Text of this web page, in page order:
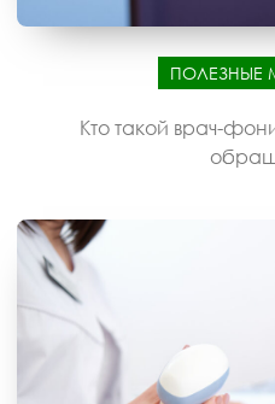
ПОЛЕЗНЫЕ
Кто такой врач-